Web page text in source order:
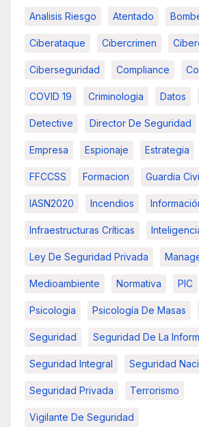
Analisis Riesgo Atentado
Ciberataque Cibercrimen
Ciberseguridad Compliance
COVID 19 Criminologia Datos
Detective Director De Seguridad
Empresa Espionaje Estrategia
FFCCSS Formacion Guardia
IASN2020 Incendios
Infraestructuras Críticas
Ley De Seguridad Privada
Medioambiente Normativa PIC
Psicologia Psicología De Masas
Seguridad Seguridad De La
Seguridad Integral Seguridad
Seguridad Privada Terrorismo
Vigilante De Seguridad